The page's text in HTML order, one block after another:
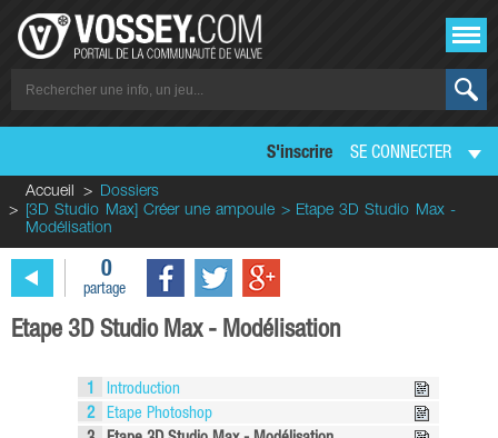
S'inscrire SE CONNECTER
Accueil
Dossiers
[3D Studio Max] Créer une ampoule > Etape 3D Studio Max -
Modélisation
0
partage
Etape 3D Studio Max - Modélisation
1
Introduction
2
Etape Photoshop